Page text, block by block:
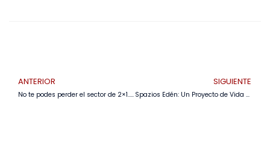
ANTERIOR
No te podes perder el sector de 2×1..Así es t podes llevar 2 calzados x el precio de1 SaraShoes en EXPOBEBE
SIGUIENTE
Spazios Edén: Un Proyecto de Vida Exclusivo y Sofisticado para Familias Modernas